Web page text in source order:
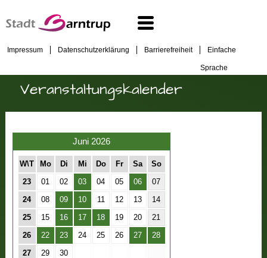
Impressum Datenschutzerklärung Barrierefreiheit Einfache
Sprache
Veranstaltungskalender
Juni 2026
W\T Mo Di Mi Do Fr Sa So
23 01 02 03 04 05 06 07
24 08 09 10 11 12 13 14
25 15 16 17 18 19 20 21
26 22 23 24 25 26 27 28
27 29 30